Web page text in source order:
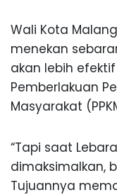
Wali Kota
menekan
akan lebih
Pemberlakuan
Masyarakat
“Tapi saat
dimaksimalkan,
Tujuannya